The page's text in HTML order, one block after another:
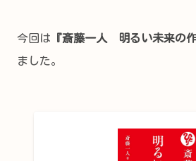
今回は 『斎藤一人 明るい未来の作
ました。